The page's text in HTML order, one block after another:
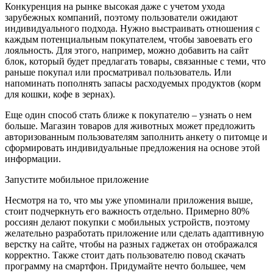
Конкуренция на рынке высокая даже с учетом ухода
зарубежных компаний, поэтому пользователи ожидают
индивидуального подхода. Нужно выстраивать отношения с
каждым потенциальным покупателем, чтобы завоевать его
лояльность. Для этого, например, можно добавить на сайт
блок, который будет предлагать товары, связанные с теми, что
раньше покупал или просматривал пользователь. Или
напоминать пополнять запасы расходуемых продуктов (корм
для кошки, кофе в зернах).
Еще один способ стать ближе к покупателю – узнать о нем
больше. Магазин товаров для животных может предложить
авторизованным пользователям заполнить анкету о питомце и
сформировать индивидуальные предложения на основе этой
информации.
Запустите мобильное приложение
Несмотря на то, что мы уже упоминали приложения выше,
стоит подчеркнуть его важность отдельно. Примерно 80%
россиян делают покупки с мобильных устройств, поэтому
желательно разработать приложение или сделать адаптивную
верстку на сайте, чтобы на разных гаджетах он отображался
корректно. Также стоит дать пользователю повод скачать
программу на смартфон. Придумайте нечто большее, чем